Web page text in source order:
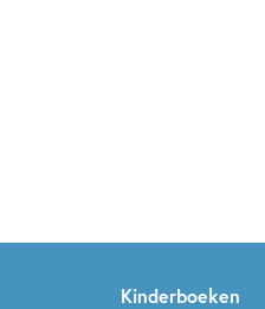
Kinderboeken